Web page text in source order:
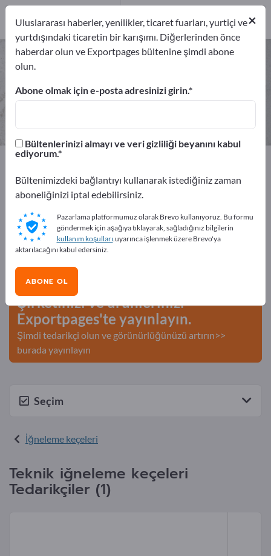
Teknik iğneleme keçeleri –
1
Üreticiler
Exportpages
Teknik dokuma
İğneleme keçeleri
Teknik iğneleme keçeleri
Exportpages'te ücretsiz reklam
verin!
Bilgileri >> buradan başlayın
Şirketinizi ve ürünlerinizi
Exportpages'te yayınlayın.
Şimdi tedarikçi olun ve görünürlüğünüzü artırın>>
burada yayınlayın
Seçim
İğneleme keçeleri
Teknik iğneleme keçeleri
Tedarikçiler (1)
×
Uluslararası haberler, yenilikler, ticaret fuarları, yurtiçi ve
yurtdışındaki ticaretin bir karışımı. Diğerlerinden önce
haberdar olun ve Exportpages bültenine şimdi abone
olun.
Abone olmak için e-posta adresinizi girin.
Bültenlerinizi almayı ve veri gizliliği beyanını kabul
ediyorum.
Bültenimizdeki bağlantıyı kullanarak istediğiniz zaman
aboneliğinizi iptal edebilirsiniz.
Pazarlama platformumuz olarak Brevo kullanıyoruz. Bu formu
göndermek için aşağıya tıklayarak, sağladığınız bilgilerin
kullanım koşulları.uyarınca işlenmek üzere Brevo'ya
aktarılacağını kabul edersiniz.
ABONE OL